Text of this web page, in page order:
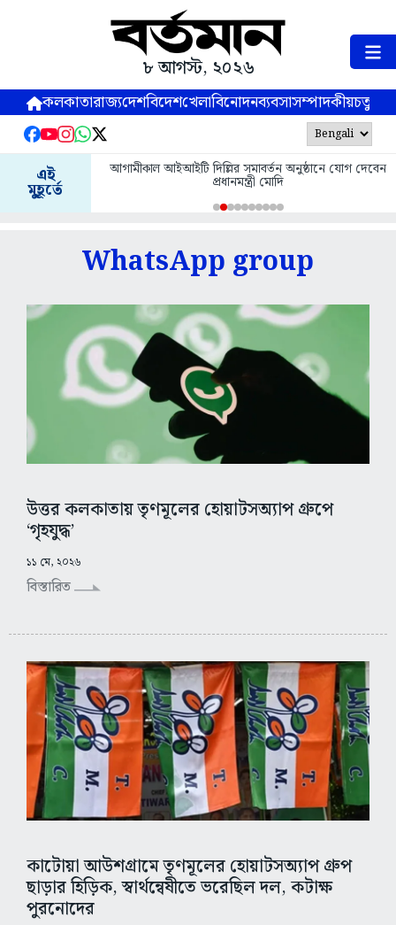
৮ আগস্ট, ২০২৬
কলকাতারাজ্যদেশবিদেশখেলাবিনোদনব্যবসাসম্পাদকীয়
এই
মুহূর্তে
আগামীকাল আইআইটি দিল্লির সমাবর্তন অনুষ্ঠানে যোগ দেবেন
প্রধানমন্ত্রী মোদি
WhatsApp group
উত্তর কলকাতায় তৃণমূলের হোয়াটসঅ্যাপ গ্রুপে
‘গৃহযুদ্ধ’
১১ মে, ২০২৬
বিস্তারিত
কাটোয়া আউশগ্রামে তৃণমূলের হোয়াটসঅ্যাপ গ্রুপ
ছাড়ার হিড়িক, স্বার্থন্বেষীতে ভরেছিল দল, কটাক্ষ
পুরনোদের